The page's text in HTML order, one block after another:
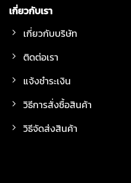
เกี่ยวกับเรา
เกี่ยวกับบริษัท
ติดต่อเรา
แจ้งชำระเงิน
วิธีการสั่งซื้อสินค้า
วิธีจัดส่งสินค้า